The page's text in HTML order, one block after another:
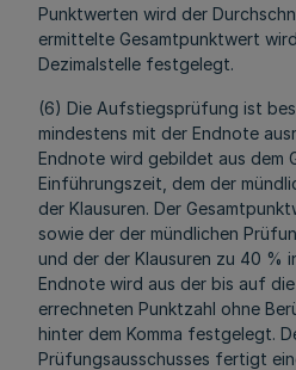
Punktwerten wird der
ermittelte Gesamtpunktwert
Dezimalstelle festgelegt.
(6) Die Aufstiegsprüfung ist
mindestens mit der Endnote
Endnote wird gebildet aus dem
Einführungszeit, dem der
der Klausuren. Der
sowie der der mündlichen
und der der Klausuren zu 40 %
Endnote wird aus der bis auf
errechneten Punktzahl ohne
hinter dem Komma festgelegt.
Prüfungsausschusses fertigt